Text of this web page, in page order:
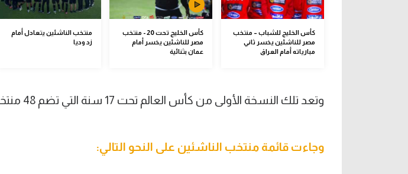
كأس الخليج للشباب – منتخب
مصر للناشئين يخسر ثاني
مبارياته أمام العراق
كأس الخليج تحت 20 - منتخب
مصر للناشئين يخسر أمام
عمان بثنائية
منتخب الناشئين يتعادل أمام
زد وديا
وتعد تلك النسخة الأولى من كأس العالم تحت 17 سنة التي تضم 48 منتخبًا.
وجاءت قائمة منتخب الناشئين على النحو التالي: